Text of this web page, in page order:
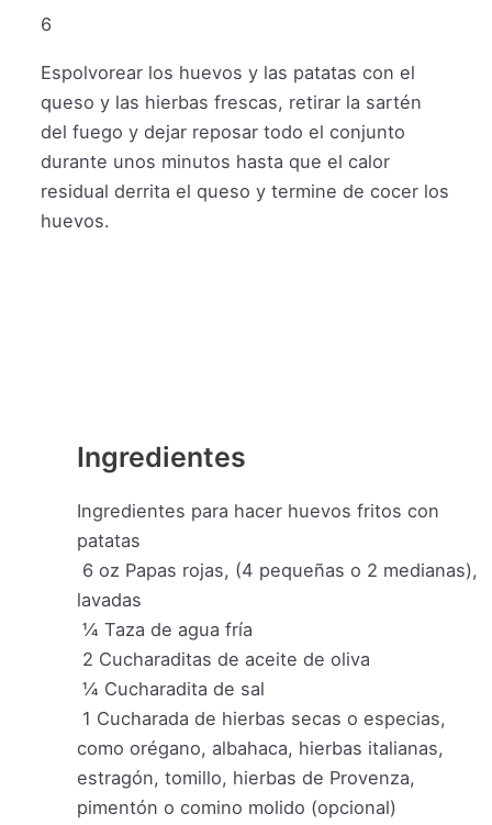
6
Espolvorear los huevos y las patatas con el
queso y las hierbas frescas, retirar la sartén
del fuego y dejar reposar todo el conjunto
durante unos minutos hasta que el calor
residual derrita el queso y termine de cocer los
huevos.
Ingredientes
Ingredientes para hacer huevos fritos con
patatas
6 oz Papas rojas, (4 pequeñas o 2 medianas),
lavadas
¼ Taza de agua fría
2 Cucharaditas de aceite de oliva
¼ Cucharadita de sal
1 Cucharada de hierbas secas o especias,
como orégano, albahaca, hierbas italianas,
estragón, tomillo, hierbas de Provenza,
pimentón o comino molido (opcional)